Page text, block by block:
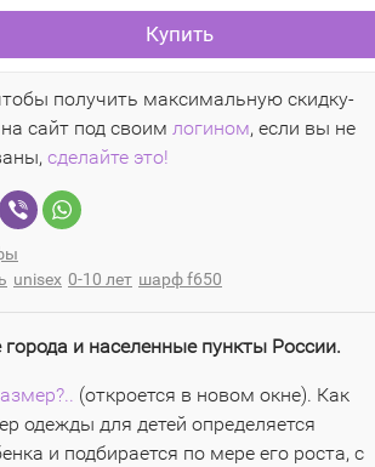
Купить
получить максимальную скидку-
сайт под своим логином, если вы не
сделайте это!
unisex 0-10 лет шарф f650
и населенные пункты России.
(откроется в новом окне). Как
одежды для детей определяется
и подбирается по мере его роста, с